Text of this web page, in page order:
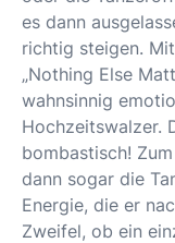
es dann
richtig steigen.
„Nothing Else
wahnsinnig
Hochzeitswalzer.
bombastisch!
dann sogar die
Energie, die er
Zweifel, ob ein